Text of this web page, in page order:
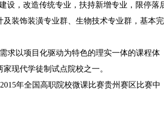
设，改造传统专业，扶持新增专业，限停落
装饰装潢专业群、生物技术专业群，基本
以项目化驱动为特色的理实一体的课程体
现代学徒制试点院校之一。
年全国高职院校微课比赛贵州赛区比赛中